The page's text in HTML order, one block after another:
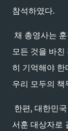
참석하였다.
채 총영사는
모든 것을 바친
히 기억해야 한
우리 모두의 책
한편, 대한민
서훈 대상자로